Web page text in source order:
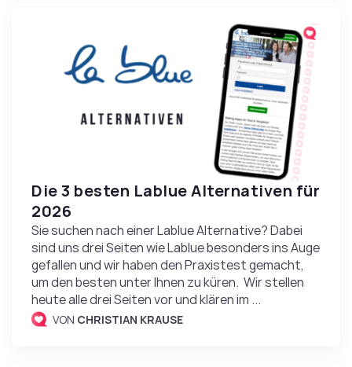
Die 3 besten Lablue Alternativen für
2026
Sie suchen nach einer Lablue Alternative? Dabei
sind uns drei Seiten wie Lablue besonders ins Auge
gefallen und wir haben den Praxistest gemacht,
um den besten unter Ihnen zu küren. Wir stellen
heute alle drei Seiten vor und klären im ...
VON CHRISTIAN KRAUSE